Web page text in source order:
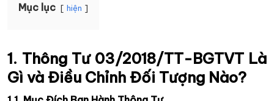
Mục lục hiện
1. Thông Tư 03/2018/TT-BGTVT Là
Gì và Điều Chỉnh Đối Tượng Nào?